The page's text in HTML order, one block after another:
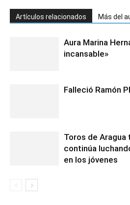
Artículos relacionados Más del
Aura Marina
incansable»
Falleció Ramón
Toros de Aragua
continúa
en los jóvenes